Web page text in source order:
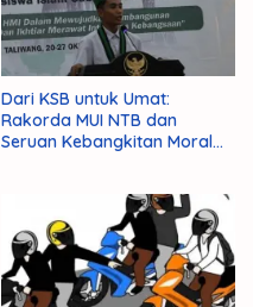
Dari KSB untuk Umat:
Rakorda MUI NTB dan
Seruan Kebangkitan Moral